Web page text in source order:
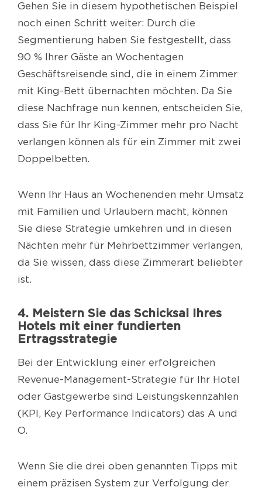
Gehen Sie in diesem hypothetischen Beispiel
noch einen Schritt weiter: Durch die
Segmentierung haben Sie festgestellt, dass
90 % Ihrer Gäste an Wochentagen
Geschäftsreisende sind, die in einem Zimmer
mit King-Bett übernachten möchten. Da Sie
diese Nachfrage nun kennen, entscheiden Sie,
dass Sie für Ihr King-Zimmer mehr pro Nacht
verlangen können als für ein Zimmer mit zwei
Doppelbetten.
Wenn Ihr Haus an Wochenenden mehr Umsatz
mit Familien und Urlaubern macht, können
Sie diese Strategie umkehren und in diesen
Nächten mehr für Mehrbettzimmer verlangen,
da Sie wissen, dass diese Zimmerart beliebter
ist.
4. Meistern Sie das Schicksal Ihres
Hotels mit einer fundierten
Ertragsstrategie
Bei der Entwicklung einer erfolgreichen
Revenue-Management-Strategie für Ihr Hotel
oder Gastgewerbe sind Leistungskennzahlen
(KPI, Key Performance Indicators) das A und
O.
Wenn Sie die drei oben genannten Tipps mit
einem präzisen System zur Verfolgung der